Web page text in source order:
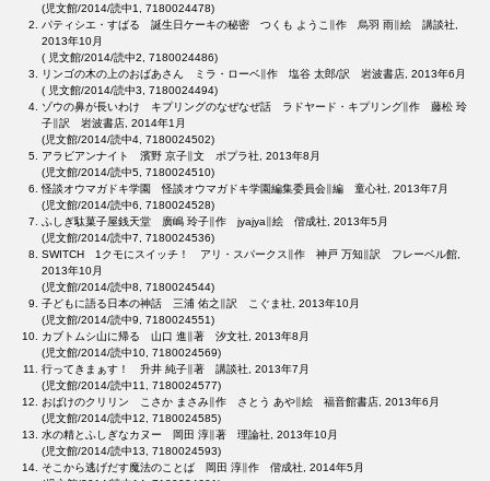
(児文館/2014/読中1, 7180024478)
パティシエ・すばる 誕生日ケーキの秘密 つくも ようこ∥作 烏羽 雨∥絵 講談社,
2013年10月
( 児文館/2014/読中2, 7180024486)
リンゴの木の上のおばあさん ミラ・ローベ∥作 塩谷 太郎/訳 岩波書店, 2013年6月
( 児文館/2014/読中3, 7180024494)
ゾウの鼻が長いわけ キプリングのなぜなぜ話 ラドヤード・キプリング∥作 藤松 玲
子∥訳 岩波書店, 2014年1月
(児文館/2014/読中4, 7180024502)
アラビアンナイト 濱野 京子∥文 ポプラ社, 2013年8月
(児文館/2014/読中5, 7180024510)
怪談オウマガドキ学園 怪談オウマガドキ学園編集委員会∥編 童心社, 2013年7月
(児文館/2014/読中6, 7180024528)
ふしぎ駄菓子屋銭天堂 廣嶋 玲子∥作 jyajya∥絵 偕成社, 2013年5月
(児文館/2014/読中7, 7180024536)
SWITCH 1クモにスイッチ！ アリ・スパークス∥作 神戸 万知∥訳 フレーベル館,
2013年10月
(児文館/2014/読中8, 7180024544)
子どもに語る日本の神話 三浦 佑之∥訳 こぐま社, 2013年10月
(児文館/2014/読中9, 7180024551)
カブトムシ山に帰る 山口 進∥著 汐文社, 2013年8月
(児文館/2014/読中10, 7180024569)
行ってきまぁす！ 升井 純子∥著 講談社, 2013年7月
(児文館/2014/読中11, 7180024577)
おばけのクリリン こさか まさみ∥作 さとう あや∥絵 福音館書店, 2013年6月
(児文館/2014/読中12, 7180024585)
水の精とふしぎなカヌー 岡田 淳∥著 理論社, 2013年10月
(児文館/2014/読中13, 7180024593)
そこから逃げだす魔法のことば 岡田 淳∥作 偕成社, 2014年5月